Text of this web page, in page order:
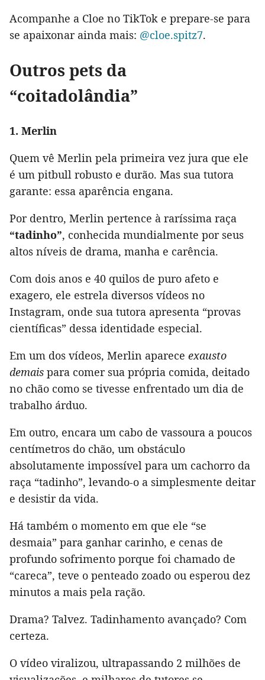
Acompanhe a Cloe no TikTok e prepare-se para
se apaixonar ainda mais: @cloe.spitz7.
Outros pets da
“coitadolândia”
1. Merlin
Quem vê Merlin pela primeira vez jura que ele
é um pitbull robusto e durão. Mas sua tutora
garante: essa aparência engana.
Por dentro, Merlin pertence à raríssima raça
“tadinho”, conhecida mundialmente por seus
altos níveis de drama, manha e carência.
Com dois anos e 40 quilos de puro afeto e
exagero, ele estrela diversos vídeos no
Instagram, onde sua tutora apresenta “provas
científicas” dessa identidade especial.
Em um dos vídeos, Merlin aparece exausto
demais para comer sua própria comida, deitado
no chão como se tivesse enfrentado um dia de
trabalho árduo.
Em outro, encara um cabo de vassoura a poucos
centímetros do chão, um obstáculo
absolutamente impossível para um cachorro da
raça “tadinho”, levando-o a simplesmente deitar
e desistir da vida.
Há também o momento em que ele “se
desmaia” para ganhar carinho, e cenas de
profundo sofrimento porque foi chamado de
“careca”, teve o penteado zoado ou esperou dez
minutos a mais pela ração.
Drama? Talvez. Tadinhamento avançado? Com
certeza.
O vídeo viralizou, ultrapassando 2 milhões de